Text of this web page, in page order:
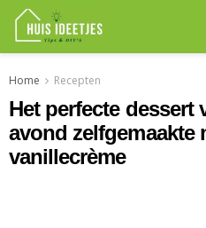
Home Recepten
Het perfecte dessert
avond zelfgemaakte
vanillecrème